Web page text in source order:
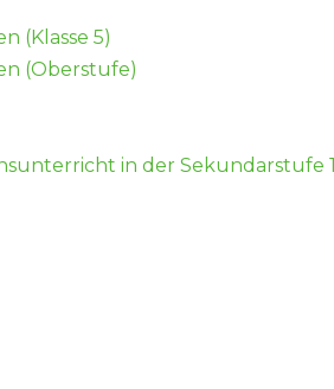
(Klasse 5)
(Oberstufe)
in der Sekundarstufe 1